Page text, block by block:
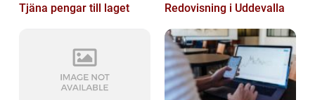
Tjäna pengar till laget Redovisning i Uddevalla